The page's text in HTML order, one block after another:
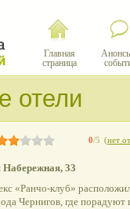
Главная
страница
отели
0/5 (нет
Набережная, 33
«Ранчо-клуб»
Чернигов, где порадуют